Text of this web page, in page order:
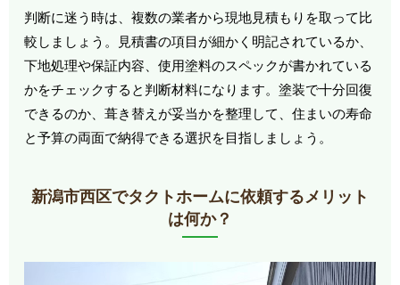
判断に迷う時は、複数の業者から現地見積もりを取って比
較しましょう。見積書の項目が細かく明記されているか、
下地処理や保証内容、使用塗料のスペックが書かれている
かをチェックすると判断材料になります。塗装で十分回復
できるのか、葺き替えが妥当かを整理して、住まいの寿命
と予算の両面で納得できる選択を目指しましょう。
新潟市西区でタクトホームに依頼するメリット
は何か？